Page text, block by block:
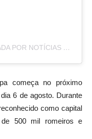
UMA PUBLICAÇÃO COMPARTILHADA POR NOTÍCIAS DA LAPA (@NOTICIASDALAPA)
começa no próximo
6 de agosto. Durante
como capital
500 mil romeiros e